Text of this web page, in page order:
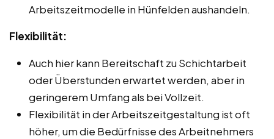
Arbeitszeitmodelle in Hünfelden aushandeln.
Flexibilität:
Auch hier kann Bereitschaft zu Schichtarbeit
oder Überstunden erwartet werden, aber in
geringerem Umfang als bei Vollzeit.
Flexibilität in der Arbeitszeitgestaltung ist oft
höher, um die Bedürfnisse des Arbeitnehmers